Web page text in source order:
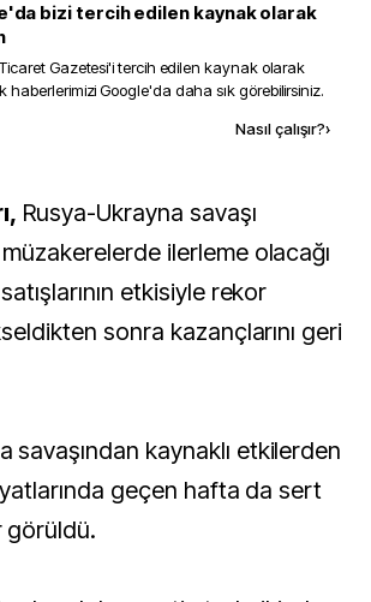
bizi tercih edilen kaynak olarak
Gazetesi'i tercih edilen kaynak olarak
haberlerimizi Google'da daha sık görebilirsiniz.
Nasıl çalışır?›
Rusya-Ukrayna savaşı
ilerleme olacağı
etkisiyle rekor
sonra kazançlarını geri
savaşından kaynaklı etkilerden
geçen hafta da sert
görüldü.